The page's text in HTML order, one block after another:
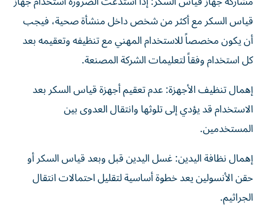
قياس السكر مع أكثر من شخص داخل منشأة صحية، فيجب
أن يكون مخصصاً للاستخدام المهني مع تنظيفه وتعقيمه بعد
كل استخدام وفقاً لتعليمات الشركة المصنعة.
إهمال تنظيف الأجهزة: عدم تعقيم أجهزة قياس السكر بعد
الاستخدام قد يؤدي إلى تلوثها وانتقال العدوى بين
المستخدمين.
إهمال نظافة اليدين: غسل اليدين قبل وبعد قياس السكر أو
حقن الأنسولين يعد خطوة أساسية لتقليل احتمالات انتقال
الجراثيم.